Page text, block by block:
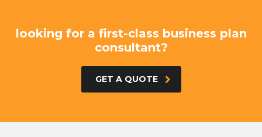
looking for a first-class business plan
consultant?
GET A QUOTE